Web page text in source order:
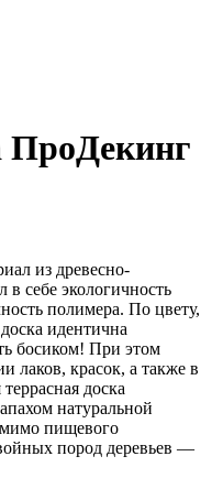
ПроДекинг
из древесно-
себе экологичность
полимера. По цвету,
идентична
босиком! При этом
лаков, красок, а также в
доска
натуральной
пищевого
пород деревьев —